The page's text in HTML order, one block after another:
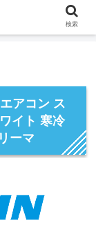
アコン ス
イト 寒冷
ーマ
検索